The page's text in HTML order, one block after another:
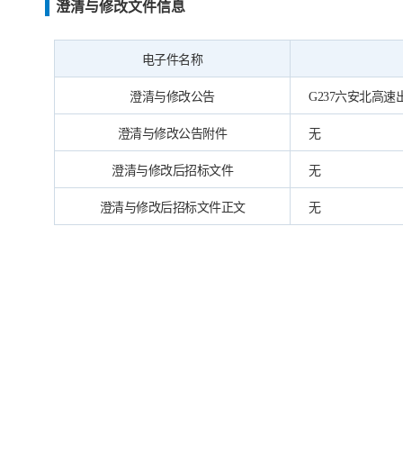
澄清与修改文件信息
电子件名称
澄清与修改公告 G237六安北高速
澄清与修改公告附件 无
澄清与修改后招标文件 无
澄清与修改后招标文件正文 无